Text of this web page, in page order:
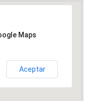
Maps
Aceptar